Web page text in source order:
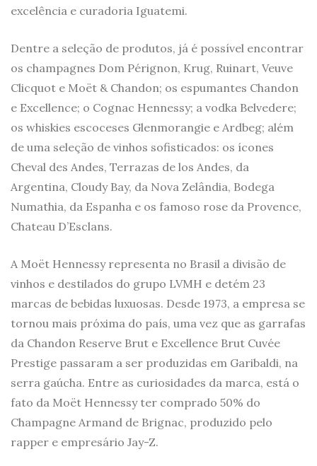
excelência e curadoria Iguatemi.
Dentre a seleção de produtos, já é possível encontrar
os champagnes Dom Pérignon, Krug, Ruinart, Veuve
Clicquot e Moët & Chandon; os espumantes Chandon
e Excellence; o Cognac Hennessy; a vodka Belvedere;
os whiskies escoceses Glenmorangie e Ardbeg; além
de uma seleção de vinhos sofisticados: os ícones
Cheval des Andes, Terrazas de los Andes, da
Argentina, Cloudy Bay, da Nova Zelândia, Bodega
Numathia, da Espanha e os famoso rose da Provence,
Chateau D’Esclans.
A Moët Hennessy representa no Brasil a divisão de
vinhos e destilados do grupo LVMH e detém 23
marcas de bebidas luxuosas. Desde 1973, a empresa se
tornou mais próxima do país, uma vez que as garrafas
da Chandon Reserve Brut e Excellence Brut Cuvée
Prestige passaram a ser produzidas em Garibaldi, na
serra gaúcha. Entre as curiosidades da marca, está o
fato da Moët Hennessy ter comprado 50% do
Champagne Armand de Brignac, produzido pelo
rapper e empresário Jay-Z.